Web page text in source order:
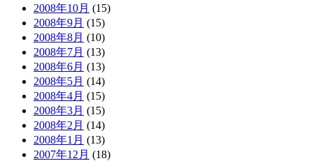
2008年10月 (15)
2008年9月 (15)
2008年8月 (10)
2008年7月 (13)
2008年6月 (13)
2008年5月 (14)
2008年4月 (15)
2008年3月 (15)
2008年2月 (14)
2008年1月 (13)
2007年12月 (18)